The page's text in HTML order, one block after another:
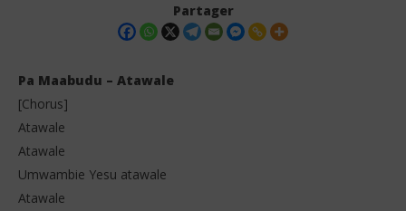
Partager
Pa Maabudu – Atawale
[Chorus]
Atawale
Atawale
Umwambie Yesu atawale
Atawale